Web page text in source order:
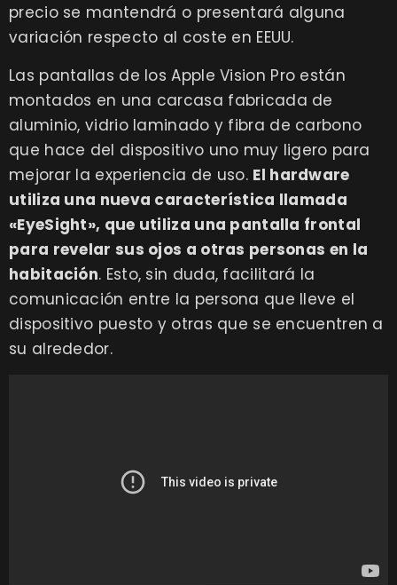
precio se mantendrá o presentará alguna
variación respecto al coste en EEUU.
Las pantallas de los Apple Vision Pro están
montados en una carcasa fabricada de
aluminio, vidrio laminado y fibra de carbono
que hace del dispositivo uno muy ligero para
mejorar la experiencia de uso. El hardware
utiliza una nueva característica llamada
«EyeSight», que utiliza una pantalla frontal
para revelar sus ojos a otras personas en la
habitación. Esto, sin duda, facilitará la
comunicación entre la persona que lleve el
dispositivo puesto y otras que se encuentren a
su alrededor.